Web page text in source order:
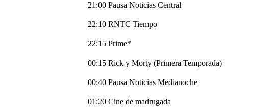
21:00 Pausa Noticias Central
22:10 RNTC Tiempo
22:15 Prime*
00:15 Rick y Morty (Primera Temporada)
00:40 Pausa Noticias Medianoche
01:20 Cine de madrugada